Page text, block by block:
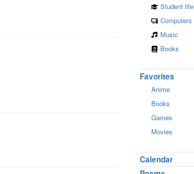
Student life
Computers
Music
Books
Favorites
Anime
Books
Games
Movies
Calendar